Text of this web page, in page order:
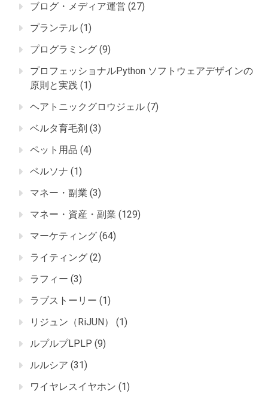
ブログ・メディア運営 (27)
プランテル (1)
プログラミング (9)
プロフェッショナルPython ソフトウェアデザインの
原則と実践 (1)
ヘアトニックグロウジェル (7)
ベルタ育毛剤 (3)
ペット用品 (4)
ペルソナ (1)
マネー・副業 (3)
マネー・資産・副業 (129)
マーケティング (64)
ライティング (2)
ラフィー (3)
ラブストーリー (1)
リジュン（RiJUN）
(1)
ルプルプLPLP (9)
ルルシア (31)
ワイヤレスイヤホン (1)